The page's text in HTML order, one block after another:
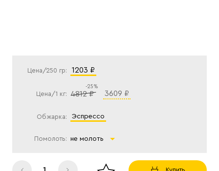
Цена/250 гр: 1203 ₽
Цена/1 кг: 4812 ₽
-25%
3609 ₽
Обжарка: эспрессо
Помолоть: не молоть
Купить